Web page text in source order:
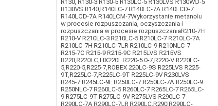
R130, R130-3 R130-5 R130LC-5 R130LVS R130WD-5
R130VS R140,R140LC-7 R140LC-7A R140LCD-7
R140LCD-7A R140LCM-7Wykorzystanie metanolu
w procesie rozpuszczania, oczyszczania i
rozpuszczania w procesie rozpuszczaniaR210-7H
R210-V R210LC-3 R210LC-5 R210LC-7 R210LC-7A
R210LC-7H R210LC-7LR R210LC-9 R210NLC-7
R215-7C R215-9 R215-9C R215LVS R215VS
R220,R220LC,HX220L R220-5 0-7,R220-V R220LC-
5,R220-5,R225-7,ROBEX 220LC-9S R225LVS R225-
9T,R225LC-7,R225LC-9T R225LC-9V R230LVS
R245-7 R245LC-9F R250LC-7 R250LC-7A R250LC-9
R250NLC-7 R260LC-5 R260LC-7 R265LC-7 R265LC-
9 R275LC-9T R275LC-9V R275LVS R290LC-7
R290LC-7A R290LC-7LR R290LC,R290,R290LC-